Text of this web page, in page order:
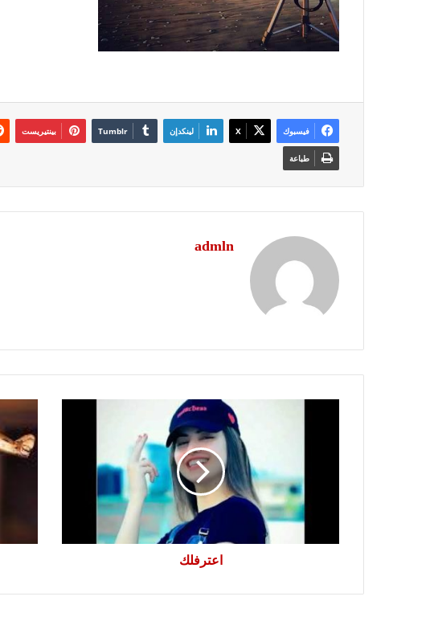
فيسبوك ‫X لينكدإن بينتيريست
طباعة
admln
اعترفلك
اعترفلك